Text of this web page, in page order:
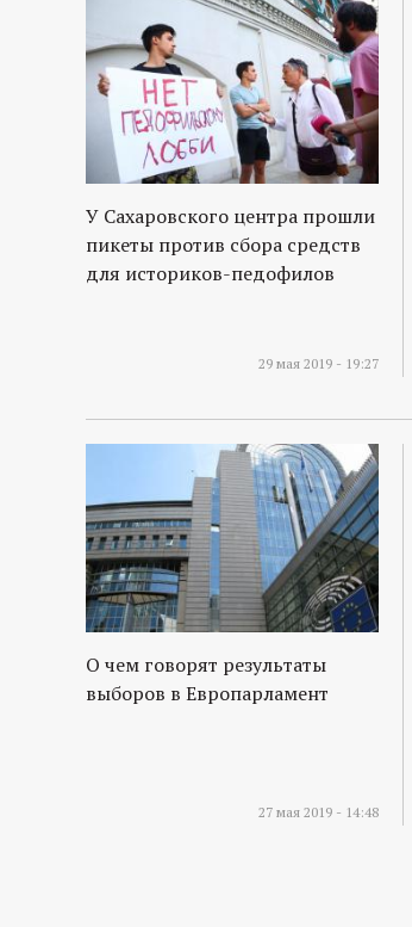
У Сахаровского центра прошли
пикеты против сбора средств
для историков-педофилов
29 мая 2019 - 19:27
О чем говорят результаты
выборов в Европарламент
27 мая 2019 - 14:48